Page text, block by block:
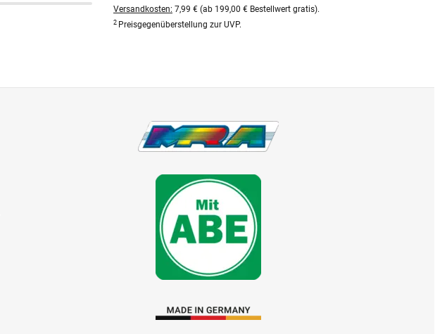
Versandkosten: 7,99 € (ab 199,00 € Bestellwert gratis).
2 Preisgegenüberstellung zur UVP.